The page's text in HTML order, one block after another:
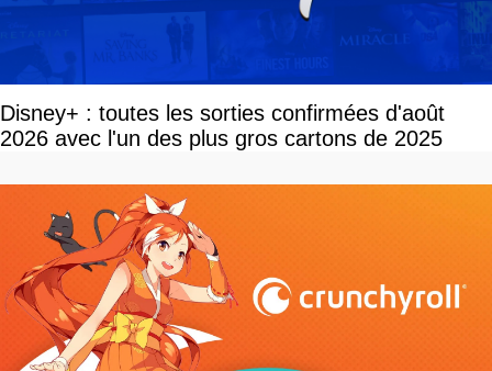
Disney+ : toutes les sorties confirmées d'août
2026 avec l'un des plus gros cartons de 2025